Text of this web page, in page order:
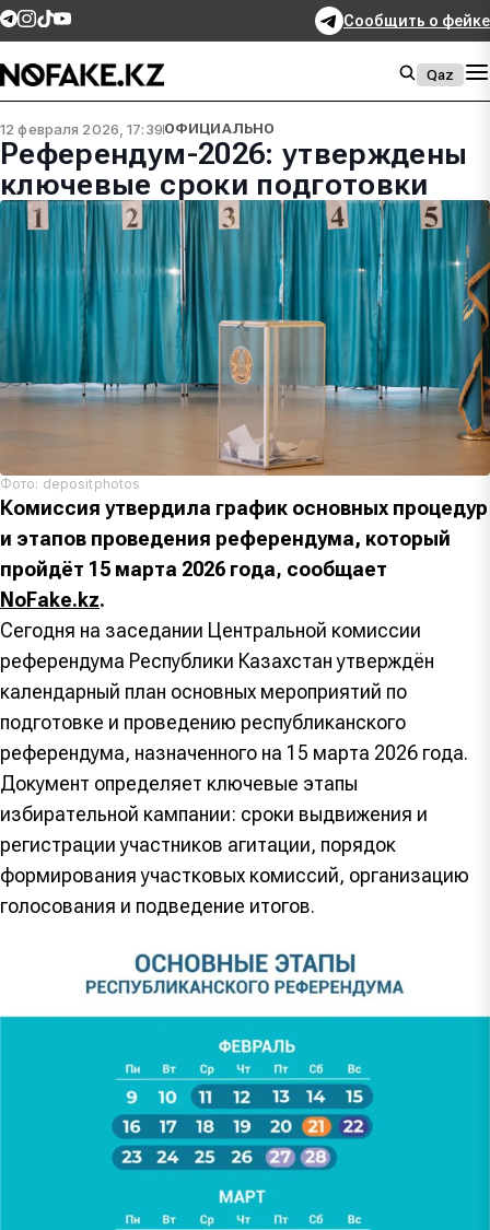
Сообщить о фейке
Qaz
12 февраля 2026, 17:39ОФИЦИАЛЬНО
Референдум-2026: утверждены
ключевые сроки подготовки
Фото: depositphotos
Комиссия утвердила график основных процедур
и этапов проведения референдума, который
пройдёт 15 марта 2026 года, сообщает
NoFake.kz.
Сегодня на заседании Центральной комиссии
референдума Республики Казахстан утверждён
календарный план основных мероприятий по
подготовке и проведению республиканского
референдума, назначенного на 15 марта 2026 года.
Документ определяет ключевые этапы
избирательной кампании: сроки выдвижения и
регистрации участников агитации, порядок
формирования участковых комиссий, организацию
голосования и подведение итогов.